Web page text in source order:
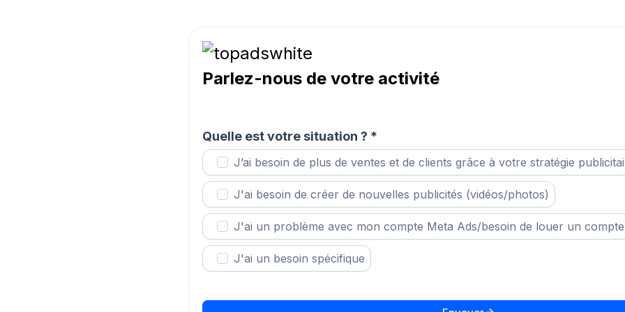
Parlez-nous de votre activité
Quelle est votre situation ? *
J’ai besoin de plus de ventes et de clients grâce à votre stratégie
J'ai besoin de créer de nouvelles publicités (vidéos/photos)
J'ai un problème avec mon compte Meta Ads/besoin de louer un compte
J'ai un besoin spécifique